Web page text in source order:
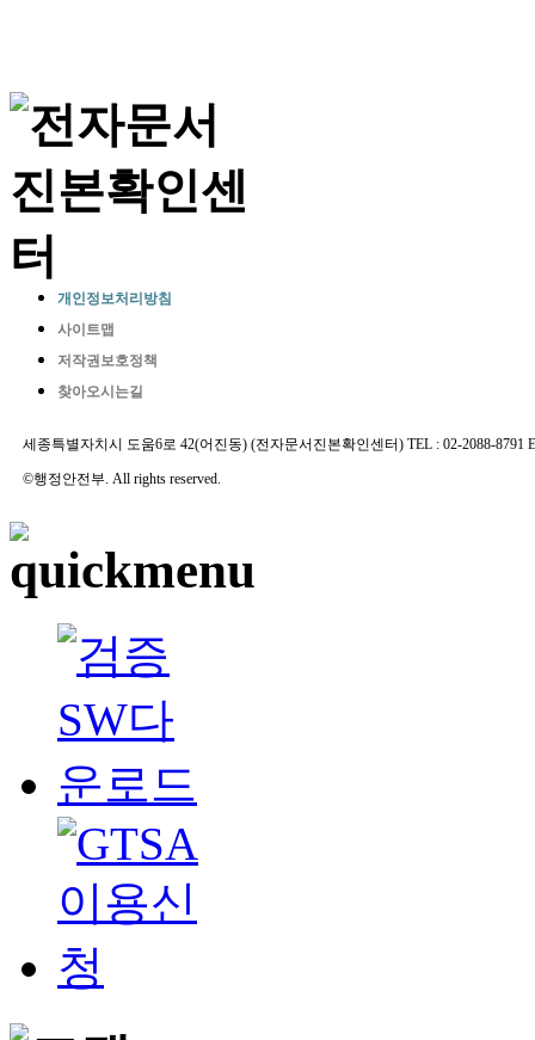
개인정보처리방침
사이트맵
저작권보호정책
찾아오시는길
세종특별자치시 도움6로 42(어진동) (전자문서진본확인센터) TEL : 02-2088-8791
©행정안전부. All rights reserved.